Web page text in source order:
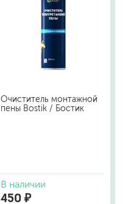
Очиститель монтажной
пены Bostik / Бостик
В наличии
450 ₽